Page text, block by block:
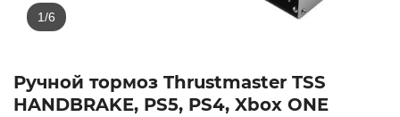
Ручной тормоз Thrustmaster TSS
HANDBRAKE, PS5, PS4, Xbox ONE